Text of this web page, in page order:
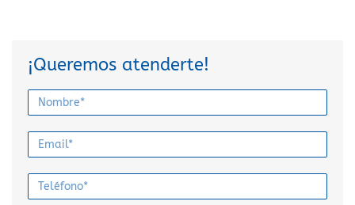
¡Queremos atenderte!